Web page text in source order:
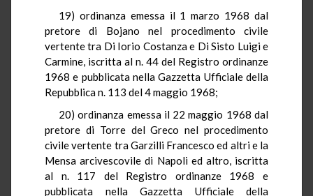
19) ordinanza emessa il 1 marzo 1968 dal
pretore di Bojano nel procedimento civile
vertente tra Di Iorio Costanza e Di Sisto Luigi e
Carmine, iscritta al n. 44 del Registro ordinanze
1968 e pubblicata nella Gazzetta Ufficiale della
Repubblica n. 113 del 4 maggio 1968;
20) ordinanza emessa il 22 maggio 1968 dal
pretore di Torre del Greco nel procedimento
civile vertente tra Garzilli Francesco ed altri e la
Mensa arcivescovile di Napoli ed altro, iscritta
al n. 117 del Registro ordinanze 1968 e
pubblicata nella Gazzetta Ufficiale della